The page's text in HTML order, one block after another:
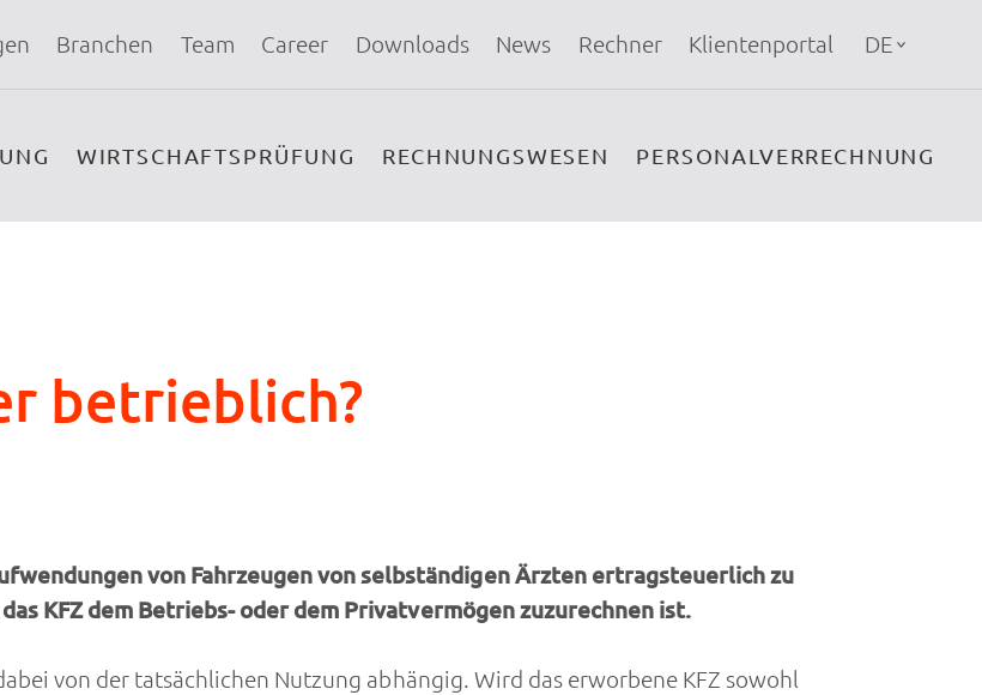
Branchen Team Career Downloads News Rechner Klientenportal DE
WIRTSCHAFTSPRÜFUNG RECHNUNGSWESEN PERSONALVERRECHNUNG
betrieblich?
von Fahrzeugen von selbständigen Ärzten ertragsteuerlich zu
KFZ dem Betriebs- oder dem Privatvermögen zuzurechnen ist.
von der tatsächlichen Nutzung abhängig. Wird das erworbene KFZ sowohl